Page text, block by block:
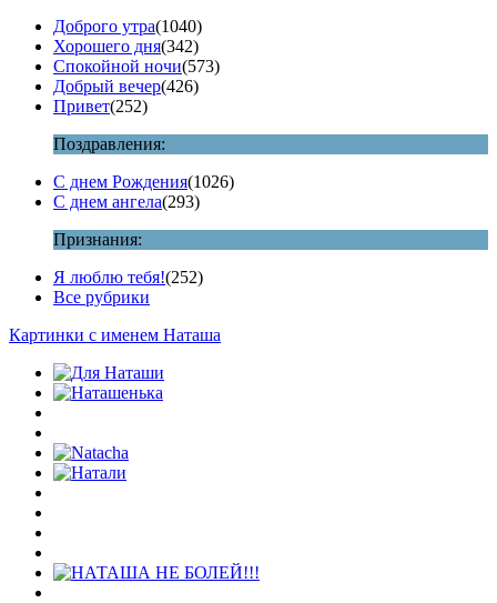
Доброго утра(1040)
Хорошего дня(342)
Спокойной ночи(573)
Добрый вечер(426)
Привет(252)
Поздравления:
С днем Рождения(1026)
С днем ангела(293)
Признания:
Я люблю тебя!(252)
Все рубрики
Картинки с именем Наташа